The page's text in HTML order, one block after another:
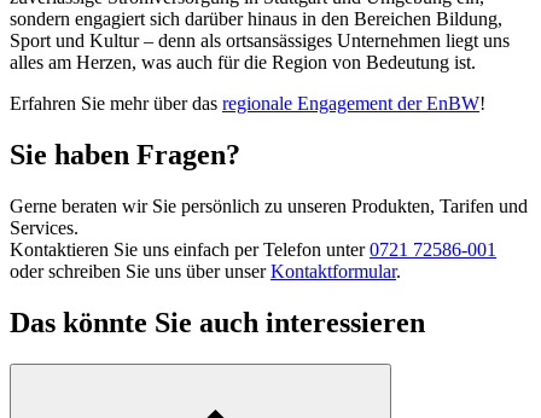
sondern engagiert sich darüber hinaus in den Bereichen Bildung,
Sport und Kultur – denn als ortsansässiges Unternehmen liegt uns
alles am Herzen, was auch für die Region von Bedeutung ist.
Erfahren Sie mehr über das regionale Engagement der EnBW!
Sie haben Fragen?
Gerne beraten wir Sie persönlich zu unseren Produkten, Tarifen und
Services.
Kontaktieren Sie uns einfach per Telefon unter0721 72586-001
oder schreiben Sie uns über unserKontaktformular.
Das könnte Sie auch interessieren